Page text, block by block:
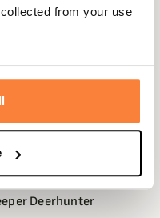
from your use
Deerhunter